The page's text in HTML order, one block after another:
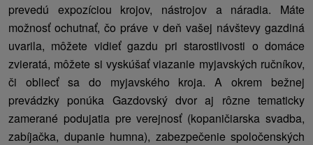
prevedú expozíciou krojov, nástrojov a náradia. Máte
možnosť ochutnať, čo práve v deň vašej návštevy gazdiná
uvarila, môžete vidieť gazdu pri starostlivosti o domáce
zvieratá, môžete si vyskúšať viazanie myjavských ručníkov,
či obliecť sa do myjavského kroja. A okrem bežnej
prevádzky ponúka Gazdovský dvor aj rôzne tematicky
zamerané podujatia pre verejnosť (kopaničiarska svadba,
zabíjačka, dupanie humna), zabezpečenie spoločenských